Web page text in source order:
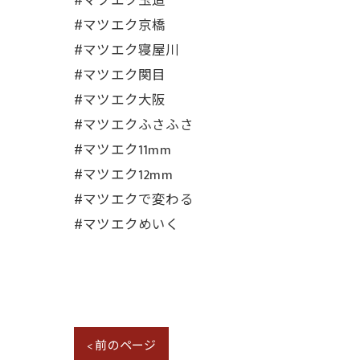
#マツエク京橋
#マツエク寝屋川
#マツエク関目
#マツエク大阪
#マツエクふさふさ
#マツエク11mm
#マツエク12mm
#マツエクで変わる
#マツエクめいく
< 前のページ